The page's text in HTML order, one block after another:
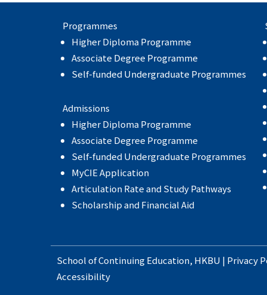
Programmes
Higher Diploma Programme
Associate Degree Programme
Self-funded Undergraduate Programmes
Admissions
Higher Diploma Programme
Associate Degree Programme
Self-funded Undergraduate Programmes
MyCIE Application
Articulation Rate and Study Pathways
Scholarship and Financial Aid
School of Continuing Education, HKBU | Privacy
Accessibility